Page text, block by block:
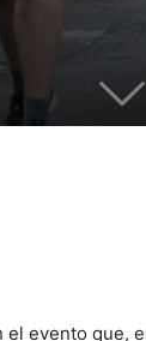
evento que,